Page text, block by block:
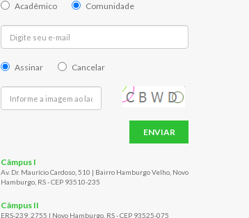
Acadêmico Comunidade
Assinar Cancelar
ENVIAR
Câmpus I
Av. Dr. Maurício Cardoso, 510 | Bairro Hamburgo Velho, Novo
Hamburgo, RS - CEP 93510-235
Câmpus II
ERS-239, 2755 | Novo Hamburgo, RS - CEP 93525-075